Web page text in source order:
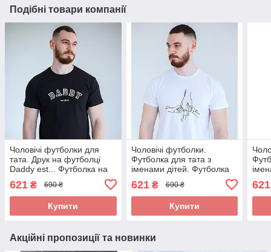
Подібні товари компанії
Чоловічі футболки для
тата. Друк на футболці
Daddy est... Футболка на
621 ₴ 690 ₴
Купити
Чоловічі футболки.
Футболка для тата з
іменами дітей. Футболка
621₴ 690 ₴
Купити
621
Акційні пропозиції та новинки